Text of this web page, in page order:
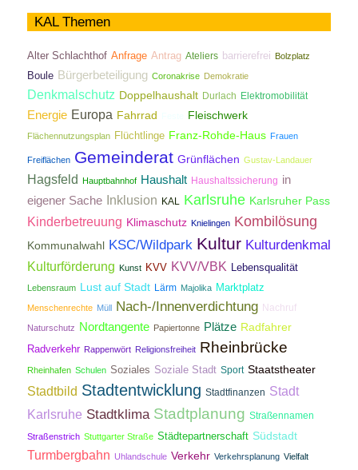
KAL Themen
Alter Schlachthof Anfrage Antrag Ateliers barrierefrei Bolzplatz
Boule Bürgerbeteiligung Coronakrise Demokratie
Denkmalschutz Doppelhaushalt Durlach Elektromobilität
Energie Europa Fahrrad Fleischwerk
Flächennutzungsplan Flüchtlinge Franz-Rohde-Haus Frauen
Freiflächen Gemeinderat Grünflächen Gustav-Landauer
Hagsfeld Hauptbahnhof Haushalt Haushaltssicherung in
eigener Sache Inklusion KAL Karlsruhe Karlsruher Pass
Kinderbetreuung Klimaschutz Knielingen Kombilösung
Kommunalwahl KSC/Wildpark Kultur Kulturdenkmal
Kulturförderung Kunst KVV KVV/VBK Lebensqualität
Lebensraum Lust auf Stadt Lärm Majolika Marktplatz
Menschenrechte Müll Nach-/Innenverdichtung Nachruf
Naturschutz Nordtangente Papiertonne Plätze Radfahrer
Radverkehr Rappenwört Religionsfreiheit Rheinbrücke
Rheinhafen Schulen Soziales Soziale Stadt Sport Staatstheater
Stadtbild Stadtentwicklung Stadtfinanzen Stadt
Karlsruhe Stadtklima Stadtplanung Straßennamen
Straßenstrich Stuttgarter Straße Städtepartnerschaft Südstadt
Turmbergbahn Uhlandschule Verkehr Verkehrsplanung Vielfalt